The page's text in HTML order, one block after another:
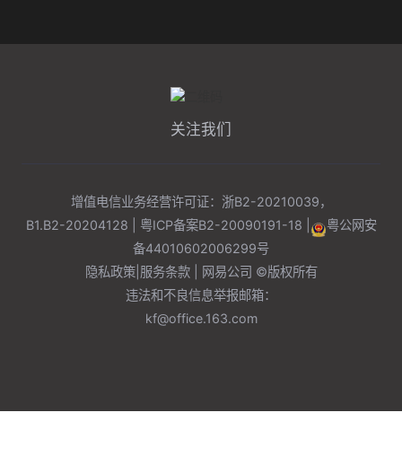
关注我们
增值电信业务经营许可证：浙B2-20210039，
B1.B2-20204128 |
粤ICP备案B2-20090191-18
粤公网安
备44010602006299号
隐私政策| 服务条款| 网易公司 ©版权所有
违法和不良信息举报邮箱：
kf@office.163.com